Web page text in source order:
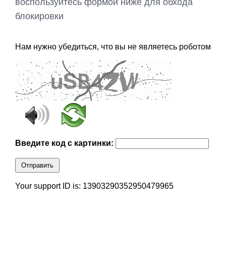
воспользуйтесь формой ниже для обхода
блокировки
Нам нужно убедиться, что вы не являетесь роботом
Введите код с картинки:
Отправить
Your support ID is: 13903290352950479965